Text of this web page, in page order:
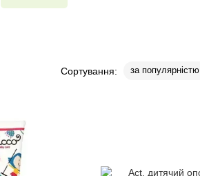
Сортування: за популярністю